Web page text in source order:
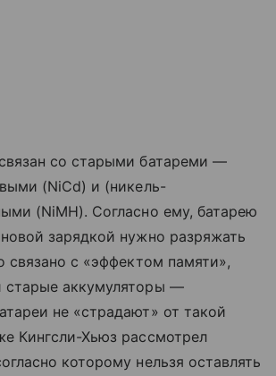
со старыми батареми —
(NiCd) и (никель-
(NiMH). Согласно ему, батарею
зарядкой нужно разряжать
связано с «эффектом памяти»,
старые аккумуляторы —
не «страдают» от такой
Кингсли-Хьюз рассмотрел
которому нельзя оставлять